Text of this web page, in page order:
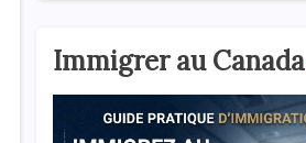
Immigrer au Canada